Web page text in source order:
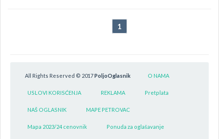
1
All Rights Reserved © 2017PoljoOglasnik O NAMA
USLOVI KORISĆENJA REKLAMA Pretplata
NAŠ OGLASNIK MAPE PETROVAC
Mapa 2023/24 cenovnik Ponuda za oglašavanje